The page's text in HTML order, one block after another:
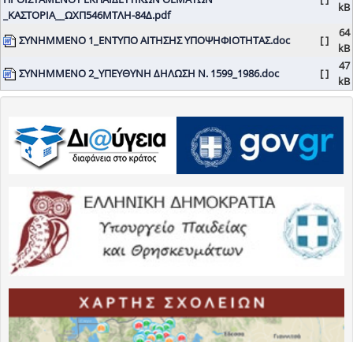
_ΚΑΣΤΟΡΙΑ__ΩΧΠ546ΜΤΛΗ-84Δ.pdf
kB
ΣΥΝΗΜΜΕΝΟ 1_ΕΝΤΥΠΟ ΑΙΤΗΣΗΣ ΥΠΟΨΗΦΙΟΤΗΤΑΣ.doc [ ]
64
kB
ΣΥΝΗΜΜΕΝΟ 2_ΥΠΕΥΘΥΝΗ ΔΗΛΩΣΗ Ν. 1599_1986.doc
[ ]
47
kB